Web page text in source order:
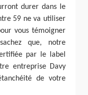
durer dans le
59 ne va utiliser
vous témoigner
que, notre
par le label
entreprise Davy
de votre